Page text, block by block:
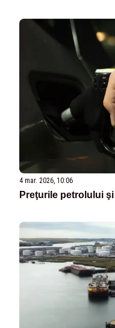
4 mar. 2026, 10:06
Preţurile petrolului